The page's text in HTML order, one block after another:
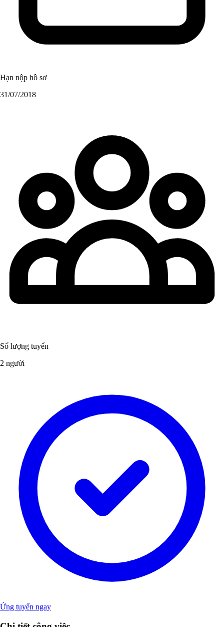
Hạn nộp hồ sơ
31/07/2018
Số lượng tuyển
2 người
Ứng tuyển ngay